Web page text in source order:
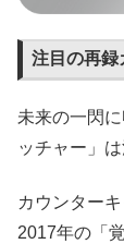
注目の再録
未来の一閃
ッチャー」
カウンター
2017年の「